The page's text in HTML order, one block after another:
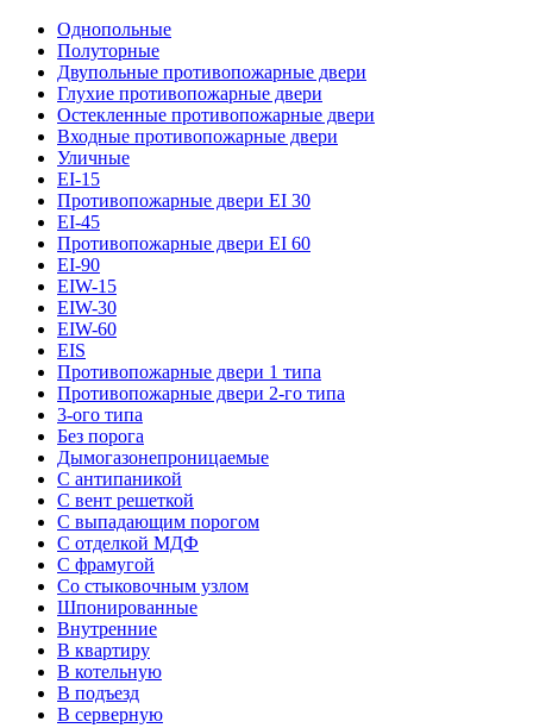
Однопольные
Полуторные
Двупольные противопожарные двери
Глухие противопожарные двери
Остекленные противопожарные двери
Входные противопожарные двери
Уличные
EI-15
Противопожарные двери EI 30
EI-45
Противопожарные двери EI 60
EI-90
EIW-15
EIW-30
EIW-60
EIS
Противопожарные двери 1 типа
Противопожарные двери 2-го типа
3-ого типа
Без порога
Дымогазонепроницаемые
С антипаникой
С вент решеткой
С выпадающим порогом
С отделкой МДФ
С фрамугой
Со стыковочным узлом
Шпонированные
Внутренние
В квартиру
В котельную
В подъезд
В серверную